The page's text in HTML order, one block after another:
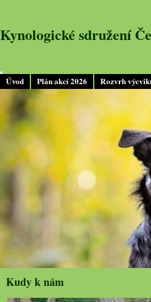
Úvod Plán akcí 2026 Rozvrh
Kynologické sdružení
Kudy k nám